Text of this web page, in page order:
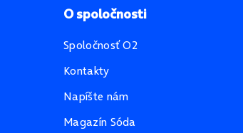
O spoločnosti
Spoločnosť O2
Kontakty
Napíšte nám
Magazín Sóda